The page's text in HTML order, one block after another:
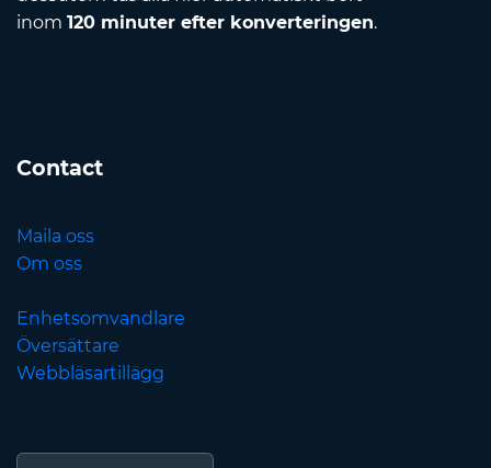
inom 120 minuter efter konverteringen.
Contact
Maila oss
Om oss
Enhetsomvandlare
Översättare
Webbläsartillägg